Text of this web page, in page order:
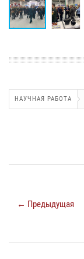
НАУЧНАЯ РАБОТА
← Предыдущая